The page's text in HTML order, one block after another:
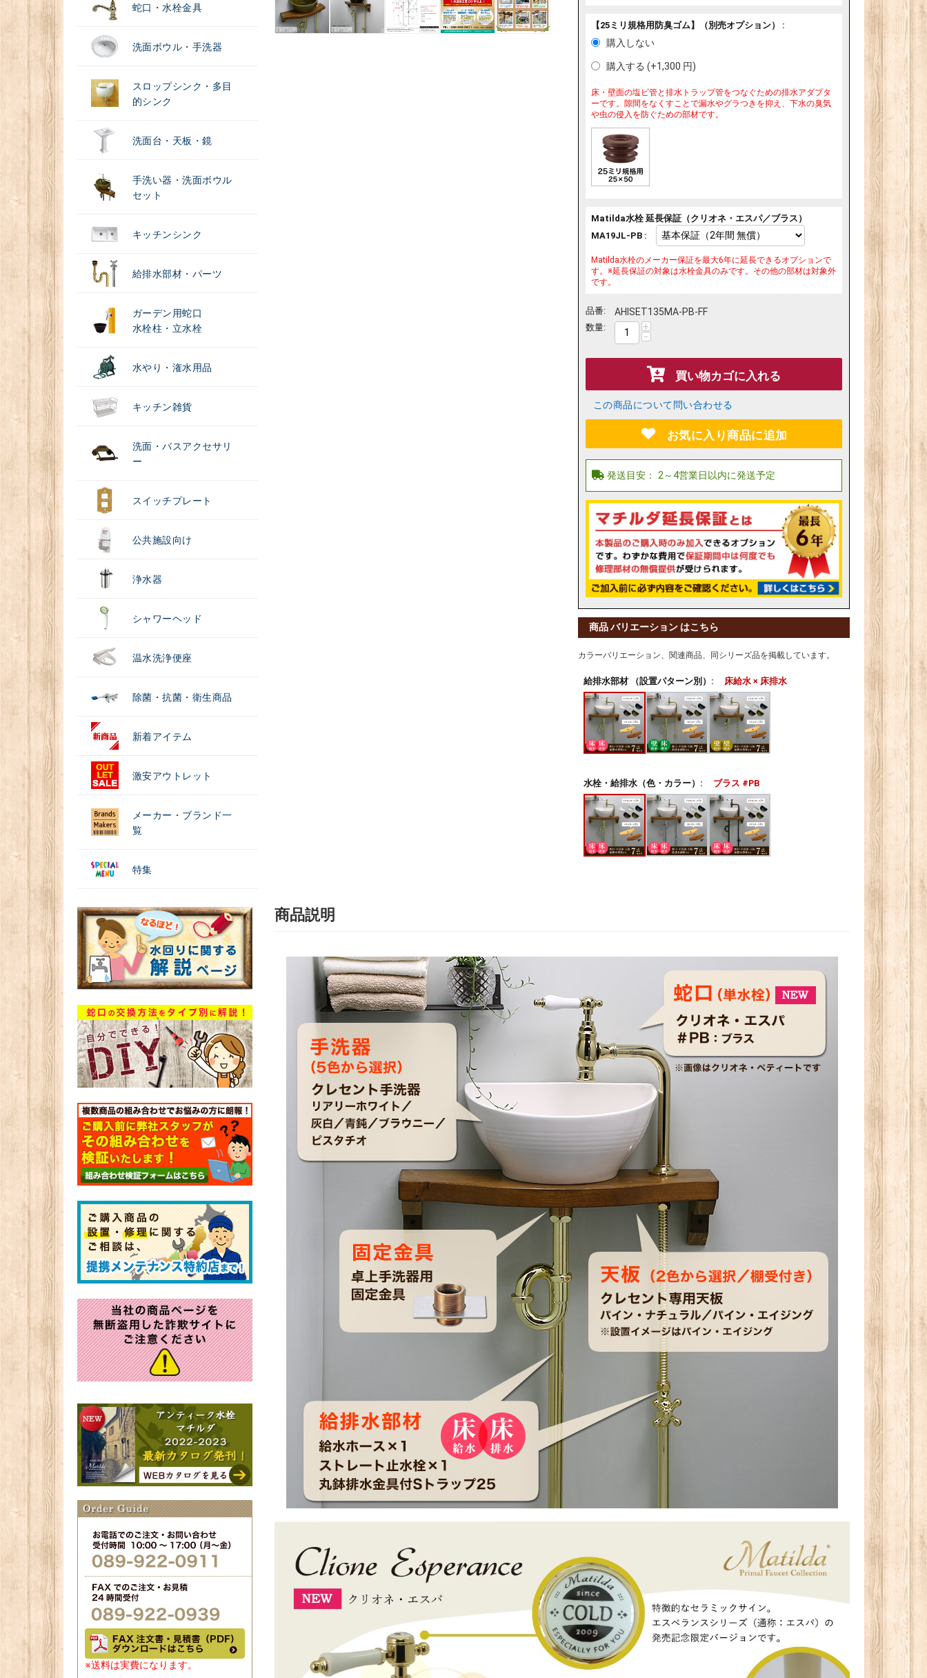
蛇口・水栓金具
洗面ボウル・手洗器
スロップシンク・多目
的シンク
洗面台・天板・鏡
手洗い器・洗面ボウル
セット
キッチンシンク
給排水部材・パーツ
ガーデン用蛇口
水栓柱・立水栓
水やり・潅水用品
キッチン雑貨
洗面・バスアクセサリ
ー
スイッチプレート
公共施設向け
浄水器
シャワーヘッド
温水洗浄便座
除菌・抗菌・衛生商品
新着アイテム
激安アウトレット
メーカー・ブランド一
覧
特集
※送料は実費になります。
【25ミリ規格用防臭ゴム】（別売オプション） :
購入しない
購入する (+1,300 円)
床・壁面の塩ビ管と排水トラップ管をつなぐための排水アダプタ
ーです。隙間をなくすことで漏水やグラつきを抑え、下水の臭気
や虫の侵入を防ぐための部材です。
Matilda水栓 延長保証（クリオネ・エスパ／ブラス）
MA19JL-PB :
Matilda水栓のメーカー保証を最大6年に延長できるオプションで
す。※延長保証の対象は水栓金具のみです。その他の部材は対象外
です。
品番: AHISET135MA-PB-FF
数量: +
−
買い物カゴに入れる
この商品について問い合わせる
お気に入り商品に追加
商品 バリエーション はこちら
カラーバリエーション、関連商品、同シリーズ品を掲載しています。
給排水部材 （設置パターン別）: 床給水 × 床排水
水栓・給排水（色・カラー）: ブラス #PB
商品説明